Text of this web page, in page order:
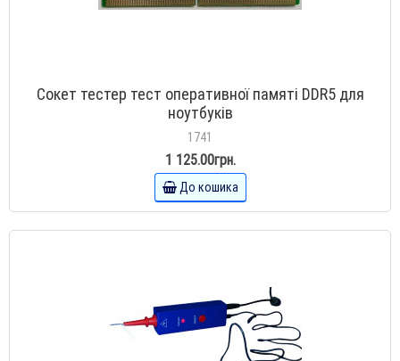
Сокет тестер тест оперативної памяті DDR5 для
ноутбуків
1741
1 125.00грн.
До кошика